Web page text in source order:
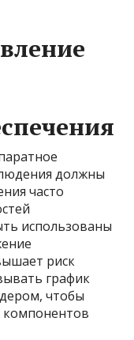
должны
часто
использованы
риск
график
чтобы
компонентов